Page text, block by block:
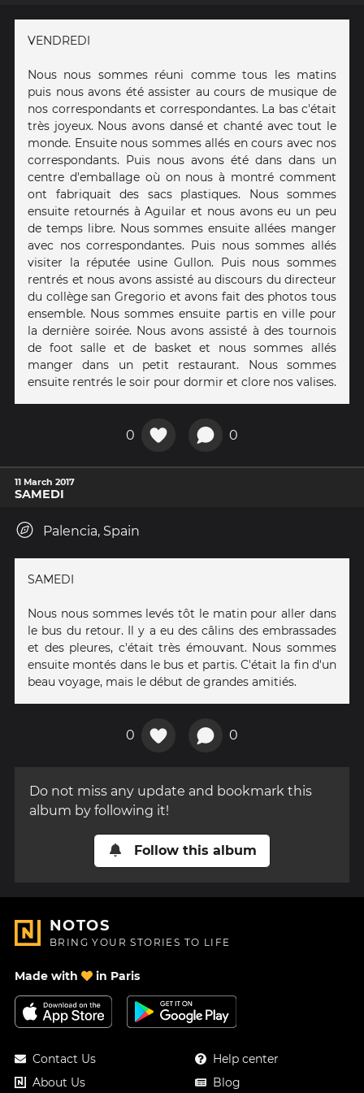
VENDREDI
Nous nous sommes réuni comme tous les matins
puis nous avons été assister au cours de musique de
nos correspondants et correspondantes. La bas c'était
très joyeux. Nous avons dansé et chanté avec tout le
monde. Ensuite nous sommes allés en cours avec nos
correspondants. Puis nous avons été dans dans un
centre d'emballage où on nous à montré comment
ont fabriquait des sacs plastiques. Nous sommes
ensuite retournés à Aguilar et nous avons eu un peu
de temps libre. Nous sommes ensuite allées manger
avec nos correspondantes. Puis nous sommes allés
visiter la réputée usine Gullon. Puis nous sommes
rentrés et nous avons assisté au discours du directeur
du collège san Gregorio et avons fait des photos tous
ensemble. Nous sommes ensuite partis en ville pour
la dernière soirée. Nous avons assisté à des tournois
de foot salle et de basket et nous sommes allés
manger dans un petit restaurant. Nous sommes
ensuite rentrés le soir pour dormir et clore nos valises.
0 0
11 March 2017
SAMEDI
Palencia, Spain
SAMEDI
Nous nous sommes levés tôt le matin pour aller dans
le bus du retour. Il y a eu des câlins des embrassades
et des pleures, c'était très émouvant. Nous sommes
ensuite montés dans le bus et partis. C'était la fin d'un
beau voyage, mais le début de grandes amitiés.
0 0
Do not miss any update and bookmark this
album by following it!
Follow this album
NOTOS
BRING YOUR STORIES TO LIFE
Made with in Paris
Contact Us
About Us
Help center
Blog